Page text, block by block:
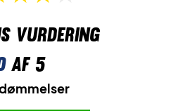
vurdering
af 5